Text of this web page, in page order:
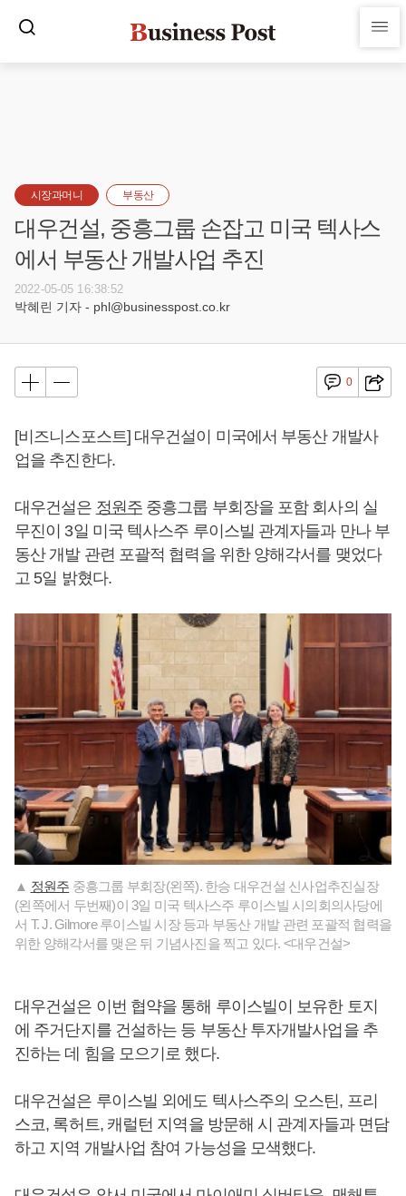
시장과머니 부동산
대우건설, 중흥그룹 손잡고 미국 텍사스
에서 부동산 개발사업 추진
2022-05-05 16:38:52
박혜린 기자 - phl@businesspost.co.kr
0
[비즈니스포스트] 대우건설이 미국에서 부동산 개발사
업을 추진한다.
대우건설은 정원주중흥그룹 부회장을 포함 회사의 실
무진이 3일 미국 텍사스주 루이스빌 관계자들과 만나 부
동산 개발 관련 포괄적 협력을 위한 양해각서를 맺었다
고 5일 밝혔다.
▲ 정원주 중흥그룹 부회장(왼쪽). 한승 대우건설 신사업추진실장
(왼쪽에서 두번째)이 3일 미국 텍사스주 루이스빌 시의회의사당에
서 T. J. Gilmore 루이스빌 시장 등과 부동산 개발 관련 포괄적 협력을
위한 양해각서를 맺은 뒤 기념사진을 찍고 있다. <대우건설>
대우건설은 이번 협약을 통해 루이스빌이 보유한 토지
에 주거단지를 건설하는 등 부동산 투자개발사업을 추
진하는 데 힘을 모으기로 했다.
대우건설은 루이스빌 외에도 텍사스주의 오스틴, 프리
스코, 록허트, 캐럴턴 지역을 방문해 시 관계자들과 면담
하고 지역 개발사업 참여 가능성을 모색했다.